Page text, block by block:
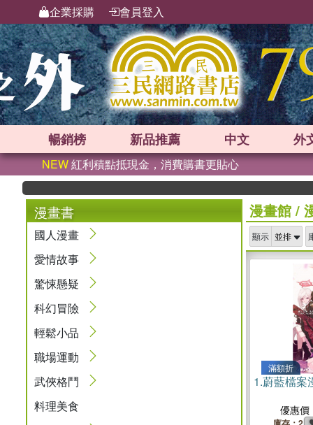
企業採購 會員登入
暢銷榜 新品推薦 中文 外
NEW紅利積點抵現金，消費購書更貼心
漫畫書
國人漫畫
愛情故事
驚悚懸疑
科幻冒險
輕鬆小品
職場運動
武俠格鬥
料理美食
漫畫館/
顯示
滿額折
1.蔚藍檔案
優惠價